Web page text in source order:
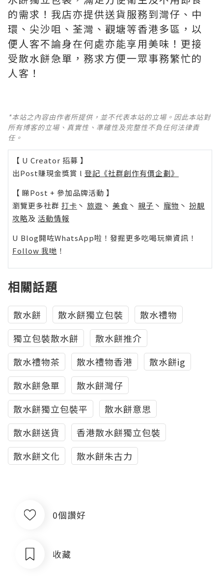
的需求！我店亦提供送貨服務到灣仔、中
環、尖沙咀、荃灣、觀塘等香港多區，以
便人客不論身在何處亦能享用美味！更接
受散水餅急單，務求方便一眾事務繁忙的
人客！
*本站之內容由作者所提供，並不代表本站的立場。因此本站對
所有博客的立場、真實性、準確性及完整性不負任何法律責
任。
【 U Creator 招募 】
出Post賺現金獎賞 l 登記《社群創作有價企劃》
【 睇Post + 參加品牌活動 】
瀏覽更多社群 打卡 丶 旅遊 丶 美食 丶 親子 丶 寵物 丶 扮靚
攻略及 活動情報
U Blog開咗WhatsApp啦！發掘更多吃喝玩樂資訊！
Follow 我哋 ！
相關話題
散水餅 散水餅獨立包裝
散水禮物
獨立包裝散水餅
散水餅推介
散水禮物茶
散水禮物香港
散水餅ig
散水餅急單
散水餅灣仔
散水餅獨立包裝平
散水餅意思
散水餅送貨
香港散水餅獨立包裝
散水餅文化
散水餅朱古力
0個讚好
收藏